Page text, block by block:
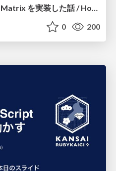
2年かけて Deno に DOMMatrix を実装した話 / How I implemented DOMMatrix in Deno over two years
0 200